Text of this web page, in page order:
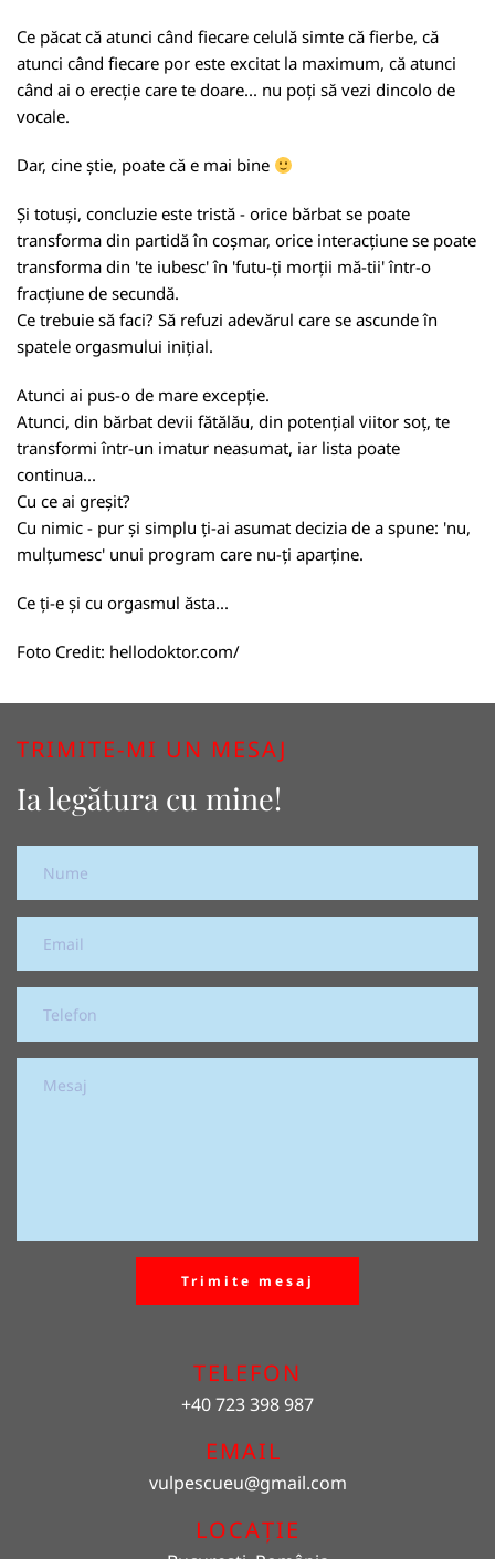
Ce păcat că atunci când fiecare celulă simte că fierbe, că
atunci când fiecare por este excitat la maximum, că atunci
când ai o erecție care te doare... nu poți să vezi dincolo de
vocale.
Dar, cine știe, poate că e mai bine
Și totuși, concluzie este tristă - orice bărbat se poate
transforma din partidă în coșmar, orice interacțiune se poate
transforma din 'te iubesc' în 'futu-ți morții mă-tii' într-o
fracțiune de secundă.
Ce trebuie să faci? Să refuzi adevărul care se ascunde în
spatele orgasmului inițial.
Atunci ai pus-o de mare excepție.
Atunci, din bărbat devii fătălău, din potențial viitor soț, te
transformi într-un imatur neasumat, iar lista poate
continua...
Cu ce ai greșit?
Cu nimic - pur și simplu ți-ai asumat decizia de a spune: 'nu,
mulțumesc' unui program care nu-ți aparține.
Ce ți-e și cu orgasmul ăsta...
Foto Credit: hellodoktor.com/
TRIMITE-MI UN MESAJ
Ia legătura cu mine!
Trimite mesaj
TELEFON
+40 723 398 987
EMAIL
vulpescueu@gmail.com
LOCAȚIE